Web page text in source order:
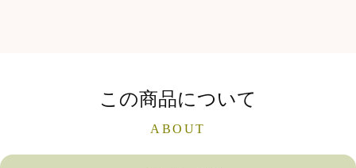
この商品について
ABOUT